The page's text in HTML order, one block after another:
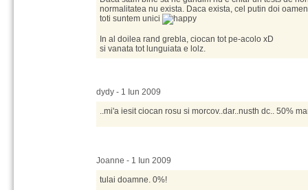
normalitatea nu exista. Daca exista, cel putin doi
toti suntem unici
In al doilea rand grebla, ciocan tot pe-acolo xD
si vanata tot lunguiata e lolz.
dydy - 1 Iun 2009
..mi'a iesit ciocan rosu si morcov..dar..nusth dc.. 50%
Joanne - 1 Iun 2009
tulai doamne. 0%!